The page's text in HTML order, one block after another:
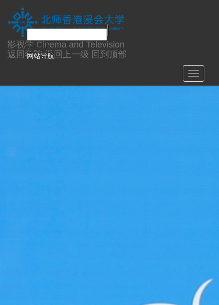
影视学 Cinema and Television
返回学院 返回上一级 回到顶部
English
网站导航
Toggle